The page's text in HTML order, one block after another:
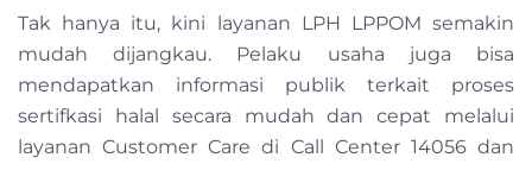
Tak hanya itu, kini layanan LPH LPPOM semakin
mudah dijangkau. Pelaku usaha juga bisa
mendapatkan informasi publik terkait proses
sertifkasi halal secara mudah dan cepat melalui
layanan Customer Care di Call Center 14056 dan